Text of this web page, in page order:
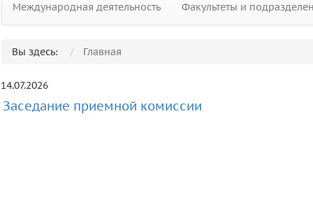
Международная деятельность Факультеты и
Вы здесь: Главная
14.07.2026
Заседание приемной комиссии